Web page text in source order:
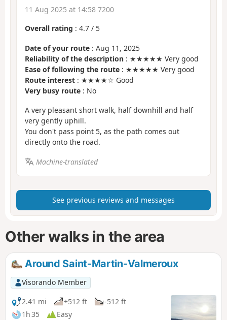
11 Aug 2025 at 14:58 7200
Overall rating : 4.7 / 5
Date of your route : Aug 11, 2025
Reliability of the description : ★★★★★ Very good
Ease of following the route : ★★★★★ Very good
Route interest : ★★★★☆ Good
Very busy route : No
A very pleasant short walk, half downhill and half
very gently uphill.
You don't pass point 5, as the path comes out
directly onto the road.
Machine-translated
See previous reviews and messages
Other walks in the area
Around Saint-Martin-Valmeroux
Visorando Member
2.41 mi
+512 ft
-512 ft
1h 35
Easy